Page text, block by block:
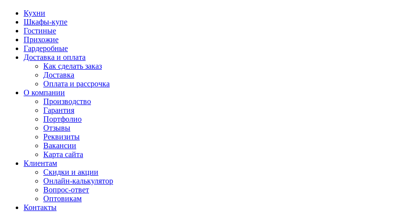
Кухни
Шкафы-купе
Гостиные
Прихожие
Гардеробные
Доставка и оплата
Как сделать заказ
Доставка
Оплата и рассрочка
О компании
Производство
Гарантия
Портфолио
Отзывы
Реквизиты
Вакансии
Карта сайта
Клиентам
Скидки и акции
Онлайн-калькулятор
Вопрос-ответ
Оптовикам
Контакты